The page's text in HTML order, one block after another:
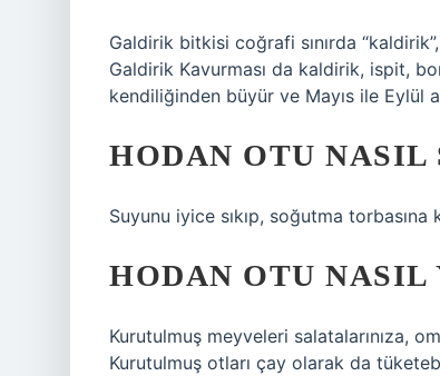
Galdirik bitkisi coğrafi sınırda
Galdirik Kavurması da kaldirik, ispit,
kendiliğinden büyür ve Mayıs ile Eylül
HODAN OTU NASIL
Suyunu iyice sıkıp, soğutma
HODAN OTU NASIL
Kurutulmuş meyveleri salatalarınıza,
Kurutulmuş otları çay olarak da